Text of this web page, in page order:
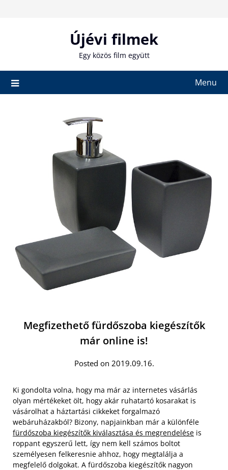
Újévi filmek
Egy közös film együtt
Menu
Megfizethető fürdőszoba kiegészítők
már online is!
Posted on 2019.09.16.
Ki gondolta volna, hogy ma már az internetes vásárlás
olyan mértékeket ölt, hogy akár ruhatartó kosarakat is
vásárolhat a háztartási cikkeket forgalmazó
webáruházakból? Bizony, napjainkban már a különféle
fürdőszoba kiegészítők kiválasztása és megrendelése is
roppant egyszerű lett, így nem kell számos boltot
személyesen felkeresnie ahhoz, hogy megtalálja a
megfelelő dolgokat. A fürdőszoba kiegészítők nagyon